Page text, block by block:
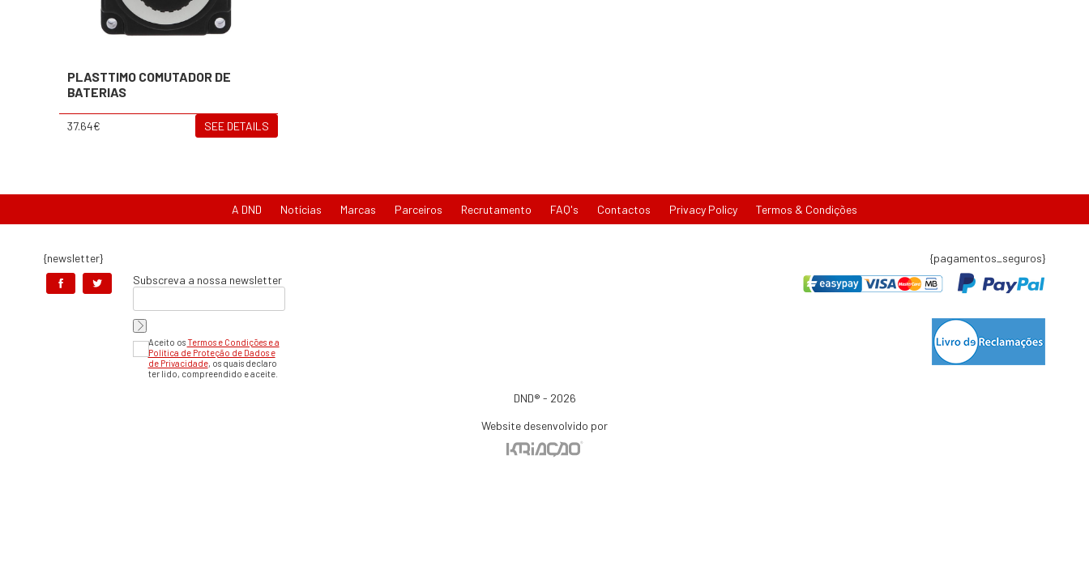
PLASTTIMO COMUTADOR DE
BATERIAS
37.64€ SEE DETAILS
A DND Notícias Marcas Parceiros Recrutamento FAQ's Contactos Privacy Policy Termos & Condições
{newsletter}
Subscreva a nossa newsletter
Aceito osTermos e Condições e a
Política de Proteção de Dados e
de Privacidade, os quais declaro
ter lido, compreendido e aceite.
{pagamentos_seguros}
DND® - 2026
Website desenvolvido por